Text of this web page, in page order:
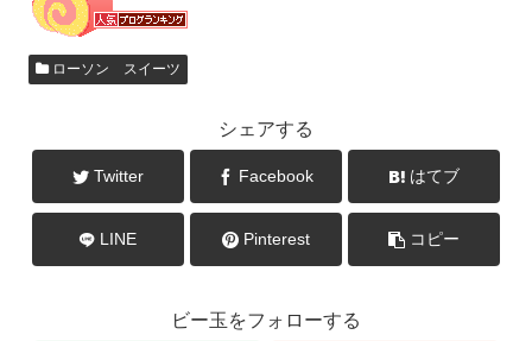
ローソン スイーツ
シェアする
Twitter Facebook はてブ
LINE Pinterest コピー
ビー玉をフォローする